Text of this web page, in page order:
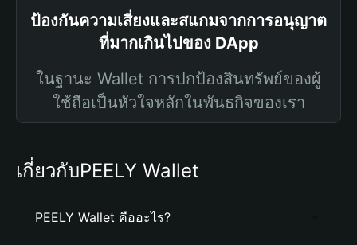
ป้องกันความเสี่ยงและสแกมจากการอนุญาต
ที่มากเกินไปของ DApp
ในฐานะ Wallet การปกป้องสินทรัพย์ของผู้
ใช้ถือเป็นหัวใจหลักในพันธกิจของเรา
เกี่ยวกับPEELY Wallet
PEELY Wallet คืออะไร?